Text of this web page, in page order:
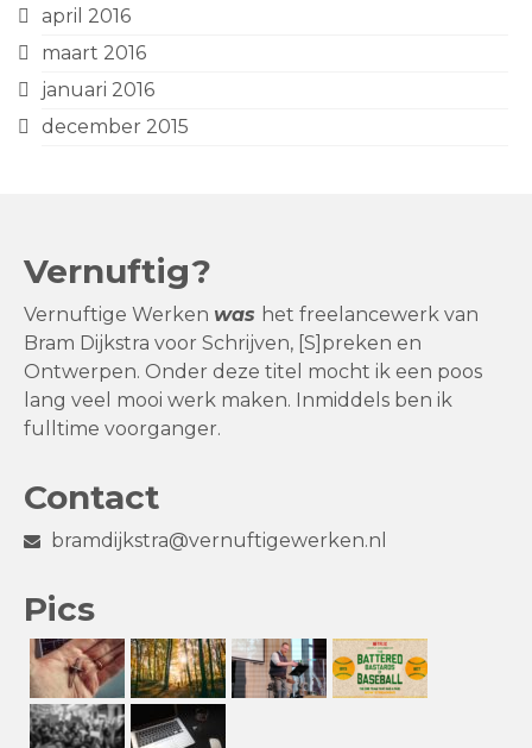
april 2016
maart 2016
januari 2016
december 2015
Vernuftig?
Vernuftige Werken was het freelancewerk van
Bram Dijkstra voor Schrijven, [S]preken en
Ontwerpen. Onder deze titel mocht ik een poos
lang veel mooi werk maken. Inmiddels ben ik
fulltime voorganger.
Contact
bramdijkstra@vernuftigewerken.nl
Pics